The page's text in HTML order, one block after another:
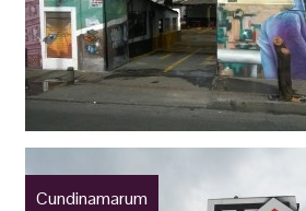
Cundinamarum